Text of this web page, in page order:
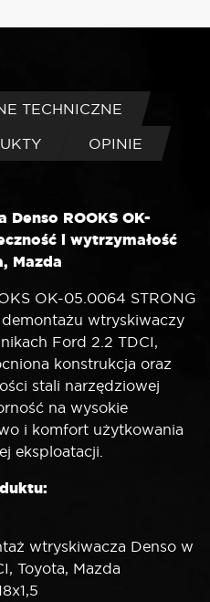
TECHNICZNE
OPINIE
ROOKS OK-
i wytrzymałość
Mazda
OK-05.0064 STRONG
wtryskiwaczy
Ford 2.2 TDCI,
konstrukcja oraz
stali narzędziowej
na wysokie
i komfort użytkowania
eksploatacji.
wtryskiwacza Denso w
Toyota, Mazda